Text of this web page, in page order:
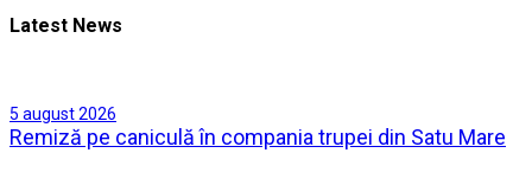
Latest News
5 august 2026
Remiză pe caniculă în compania trupei din Satu Mare